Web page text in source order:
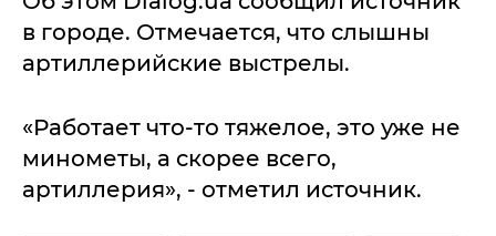
в городе. Отмечается, что слышны
артиллерийские выстрелы.
«Работает что-то тяжелое, это уже не
минометы, а скорее всего,
артиллерия», - отметил источник.